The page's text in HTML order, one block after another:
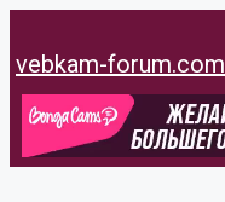
к
содержимому
vebkam-forum.com